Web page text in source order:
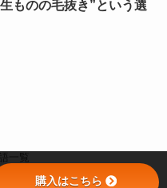
ものの毛抜き”という選
一覧
購入はこちら